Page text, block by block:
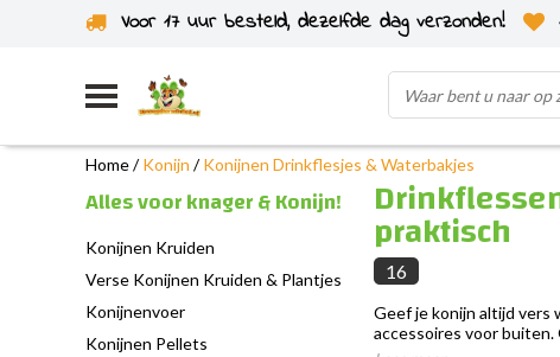
Voor 17 uur besteld, dezelfde dag verzonden!
Uit eigen voorraad verzonden
Home/Konijn /Konijnen Drinkflesjes & Waterbakjes
Alles voor knager & Konijn!
Konijnen Kruiden
Verse Konijnen Kruiden & Plantjes
Konijnenvoer
Konijnen Pellets
praktisch
16
Geef je konijn altijd vers
accessoires voor